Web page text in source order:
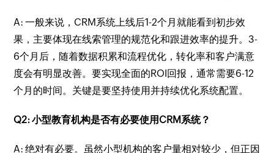
A: 一般来说，CRM系统上线后1-2个月就能看到初步效
果，主要体现在线索管理的规范化和跟进效率的提升。3-
6个月后，随着数据积累和流程优化，转化率和客户满意
度会有明显改善。要实现全面的ROI回报，通常需要6-12
个月的时间。关键是要坚持使用并持续优化系统配置。
Q2: 小型教育机构是否有必要使用CRM系统？
A: 绝对有必要。虽然小型机构的客户量相对较少，但正因